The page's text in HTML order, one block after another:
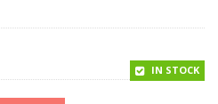
IN STOCK